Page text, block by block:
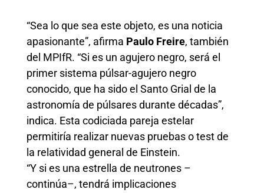
“Sea lo que sea este objeto, es una noticia
apasionante”, afirma Paulo Freire, también
del MPIfR. “Si es un agujero negro, será el
primer sistema púlsar-agujero negro
conocido, que ha sido el Santo Grial de la
astronomía de púlsares durante décadas”,
indica. Esta codiciada pareja estelar
permitiría realizar nuevas pruebas o test de
la relatividad general de Einstein.
“Y si es una estrella de neutrones –
continúa–, tendrá implicaciones